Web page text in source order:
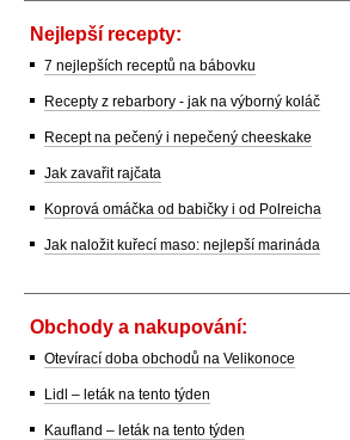
Nejlepší recepty:
7 nejlepších receptů na bábovku
Recepty z rebarbory - jak na výborný koláč
Recept na pečený i nepečený cheeskake
Jak zavařit rajčata
Koprová omáčka od babičky i od Polreicha
Jak naložit kuřecí maso: nejlepší marináda
Obchody a nakupování:
Otevírací doba obchodů na Velikonoce
Lidl – leták na tento týden
Kaufland – leták na tento týden